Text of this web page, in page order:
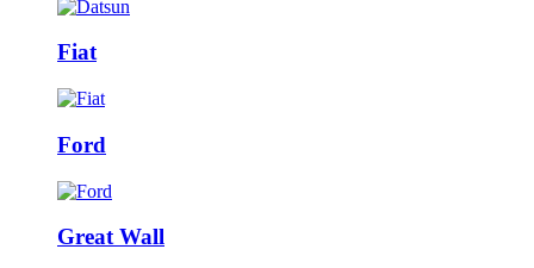
Fiat
Ford
Great Wall